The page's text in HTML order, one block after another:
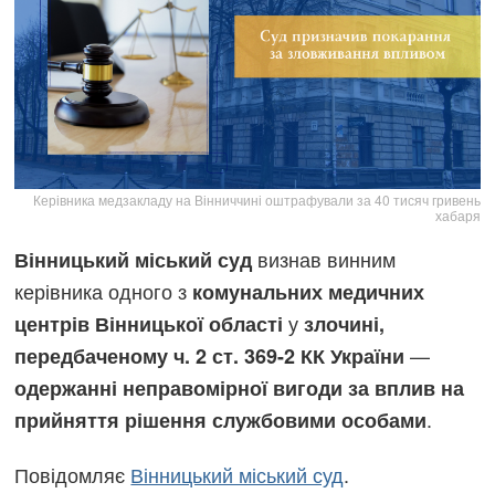
Керівника медзакладу на Вінниччині оштрафували за 40 тисяч гривень
хабаря
Вінницький міський суд визнав винним
керівника одного з комунальних медичних
центрів Вінницької області узлочині,
передбаченому ч. 2 ст. 369-2 КК України —
одержанні неправомірної вигоди за вплив на
прийняття рішення службовими особами.
Повідомляє Вінницький міський суд.